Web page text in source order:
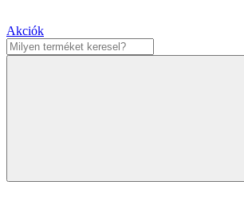
Akciók